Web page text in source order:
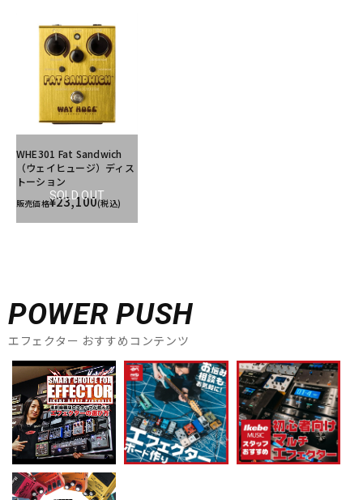
SOLD OUT
WHE301 Fat Sandwich
（ウェイヒュージ）ディス
トーション
販売価格¥23,100(税込)
POWER PUSH
エフェクター おすすめコンテンツ